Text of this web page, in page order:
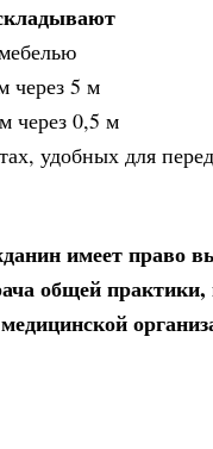
через 5 м
через 0,5 м
удобных для
имеет право
общей практики,